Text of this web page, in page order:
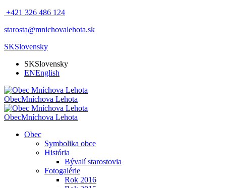
+421 326 486 124
starosta@mnichovalehota.sk
SKSlovensky
SKSlovensky
ENEnglish
ObecMníchova Lehota
ObecMníchova Lehota
Obec
Symbolika obce
História
Bývalí starostovia
Fotogalérie
Rok 2016